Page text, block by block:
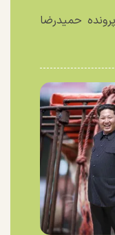
در پرونده حمیدرضا